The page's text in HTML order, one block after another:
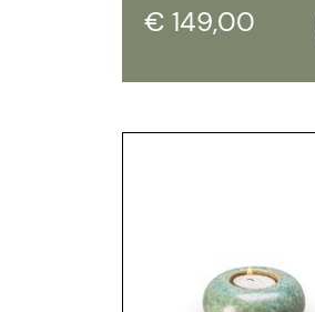
€ 149,00